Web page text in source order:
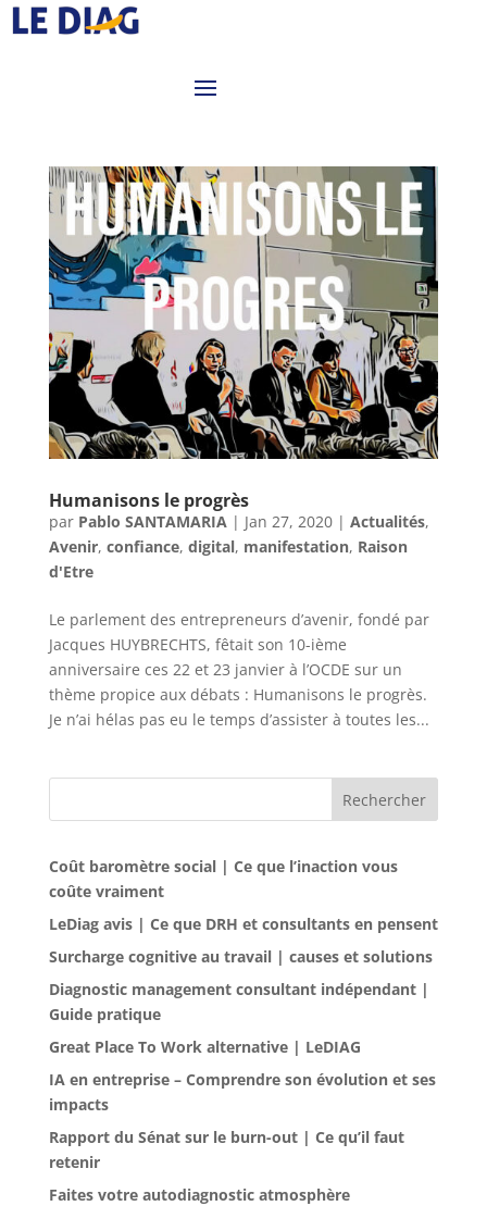
Humanisons le progrès
par Pablo SANTAMARIA | Jan 27, 2020| Actualités,
Avenir, confiance, digital, manifestation, Raison
d'Etre
Le parlement des entrepreneurs d’avenir, fondé par
Jacques HUYBRECHTS, fêtait son 10-ième
anniversaire ces 22 et 23 janvier à l’OCDE sur un
thème propice aux débats : Humanisons le progrès.
Je n’ai hélas pas eu le temps d’assister à toutes les...
Rechercher
Coût baromètre social | Ce que l’inaction vous
coûte vraiment
LeDiag avis | Ce que DRH et consultants en pensent
Surcharge cognitive au travail | causes et solutions
Diagnostic management consultant indépendant |
Guide pratique
Great Place To Work alternative | LeDIAG
IA en entreprise – Comprendre son évolution et ses
impacts
Rapport du Sénat sur le burn-out | Ce qu’il faut
retenir
Faites votre autodiagnostic atmosphère